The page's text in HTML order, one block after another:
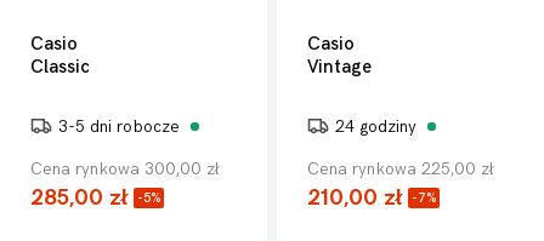
Casio
Classic
3-5 dni robocze
Cena rynkowa 300,00 zł
285,00 zł -5%
Casio
Vintage
24 godziny
Cena rynkowa 225,00 zł
210,00 zł -7%